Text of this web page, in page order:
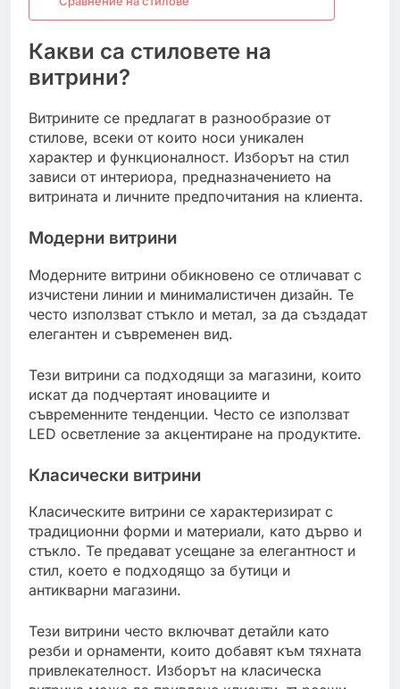
Какви са стиловете на
витрини?
Витрините се предлагат в разнообразие от
стилове, всеки от които носи уникален
характер и функционалност. Изборът на стил
зависи от интериора, предназначението на
витрината и личните предпочитания на клиента.
Модерни витрини
Модерните витрини обикновено се отличават с
изчистени линии и минималистичен дизайн. Те
често използват стъкло и метал, за да създадат
елегантен и съвременен вид.
Тези витрини са подходящи за магазини, които
искат да подчертаят иновациите и
съвременните тенденции. Често се използват
LED осветление за акцентиране на продуктите.
Класически витрини
Класическите витрини се характеризират с
традиционни форми и материали, като дърво и
стъкло. Те предават усещане за елегантност и
стил, което е подходящо за бутици и
антикварни магазини.
Тези витрини често включват детайли като
резби и орнаменти, които добавят към тяхната
привлекателност. Изборът на класическа